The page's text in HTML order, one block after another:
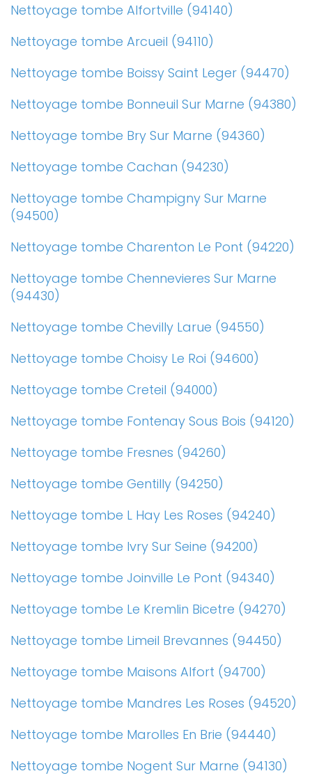
Nettoyage tombe Alfortville (94140)
Nettoyage tombe Arcueil (94110)
Nettoyage tombe Boissy Saint Leger (94470)
Nettoyage tombe Bonneuil Sur Marne (94380)
Nettoyage tombe Bry Sur Marne (94360)
Nettoyage tombe Cachan (94230)
Nettoyage tombe Champigny Sur Marne
(94500)
Nettoyage tombe Charenton Le Pont (94220)
Nettoyage tombe Chennevieres Sur Marne
(94430)
Nettoyage tombe Chevilly Larue (94550)
Nettoyage tombe Choisy Le Roi (94600)
Nettoyage tombe Creteil (94000)
Nettoyage tombe Fontenay Sous Bois (94120)
Nettoyage tombe Fresnes (94260)
Nettoyage tombe Gentilly (94250)
Nettoyage tombe L Hay Les Roses (94240)
Nettoyage tombe Ivry Sur Seine (94200)
Nettoyage tombe Joinville Le Pont (94340)
Nettoyage tombe Le Kremlin Bicetre (94270)
Nettoyage tombe Limeil Brevannes (94450)
Nettoyage tombe Maisons Alfort (94700)
Nettoyage tombe Mandres Les Roses (94520)
Nettoyage tombe Marolles En Brie (94440)
Nettoyage tombe Nogent Sur Marne (94130)